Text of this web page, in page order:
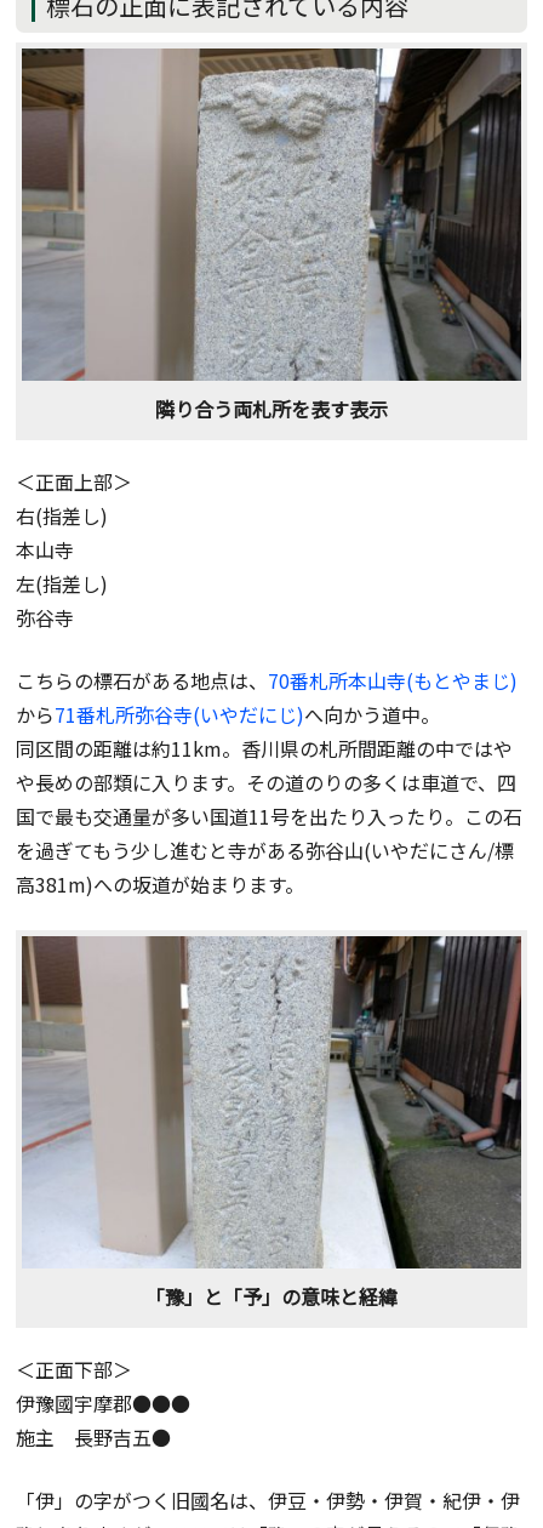
隣り合う両札所を表す表示
＜正面上部＞
右(指差し)
本山寺
左(指差し)
弥谷寺
こちらの標石がある地点は、 70番札所本山寺(もとやまじ)
から71番札所弥谷寺(いやだにじ)へ向かう道中。
同区間の距離は約11km。香川県の札所間距離の中ではや
や長めの部類に入ります。その道のりの多くは車道で、四
国で最も交通量が多い国道11号を出たり入ったり。この石
を過ぎてもう少し進むと寺がある弥谷山(いやだにさん/標
高381m)への坂道が始まります。
「豫」と「予」の意味と経緯
＜正面下部＞
伊豫國宇摩郡●●●
施主 長野吉五●
「伊」の字がつく旧國名は、伊豆・伊勢・伊賀・紀伊・伊